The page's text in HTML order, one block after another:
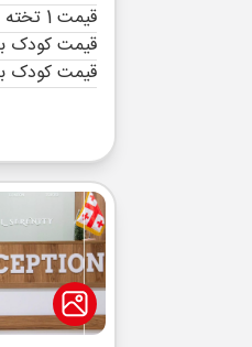
قیمت 1 تخته (هرنفر)
قیمت کودک
قیمت کودک